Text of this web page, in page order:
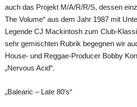
auch das Projekt M/A/R/R/S, dessen
The Volume“ aus dem Jahr 1987 mit
Legende CJ Mackintosh zum Club-
sehr gemischten Rubrik begegnen wir
House- und Reggae-Producer Bobby
„Nervous Acid“.
„Balearic – Late 80’s“